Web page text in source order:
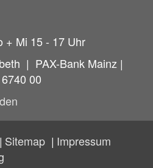
+ Mi 15 - 17 Uhr
| PAX-Bank Mainz |
00
Sitemap
Impressum